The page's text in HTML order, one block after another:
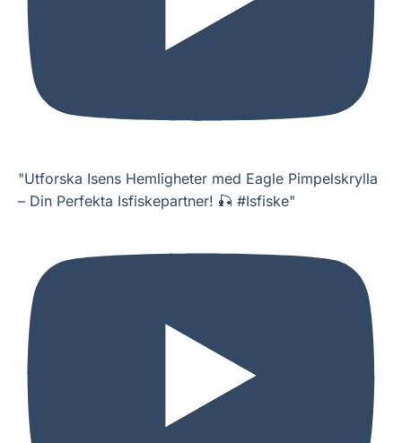
"Utforska Isens Hemligheter med Eagle Pimpelskrylla
– Din Perfekta Isfiskepartner! 🎣 #Isfiske"